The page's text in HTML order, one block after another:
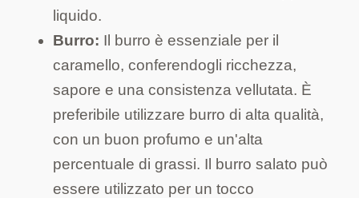
liquido.
Burro: Il burro è essenziale per il
caramello, conferendogli ricchezza,
sapore e una consistenza vellutata. È
preferibile utilizzare burro di alta qualità,
con un buon profumo e un'alta
percentuale di grassi. Il burro salato può
essere utilizzato per un tocco